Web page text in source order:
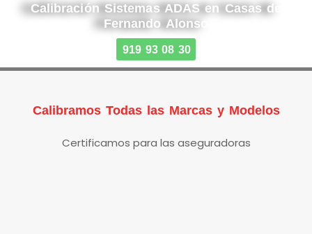
Calibración Sistemas ADAS en Casas de
Fernando Alonso
919 93 08 30
Calibramos Todas las Marcas y Modelos
Certificamos para las aseguradoras